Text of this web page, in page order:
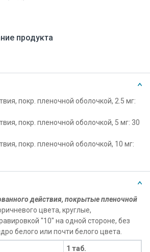
продукта
покр. пленочной оболочкой, 2.5 мг:
покр. пленочной оболочкой, 5 мг: 30
покр. пленочной оболочкой, 10 мг:
действия, покрытые пленочной
цвета, круглые,
"10" на одной стороне, без
белого или почти белого цвета.
1 таб.